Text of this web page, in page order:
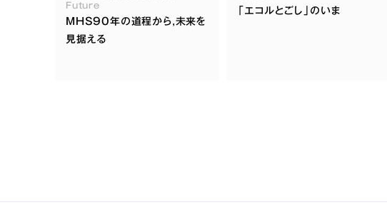
Future
MHS90年の道程から,未来を
見据える
「エコルとごし」のいま